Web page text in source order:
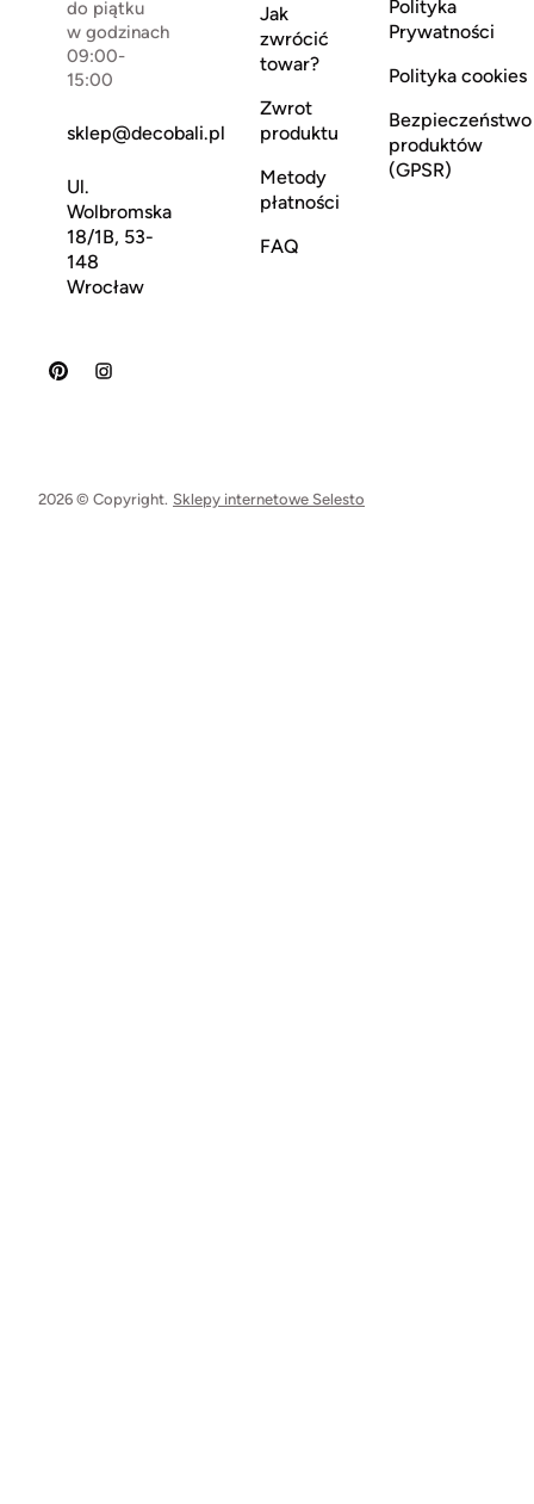
do piątku
w godzinach
09:00-
15:00
sklep@decobali.pl
Ul.
Wolbromska
18/1B, 53-
148
Wrocław
Jak
zwrócić
towar?
Zwrot
produktu
Metody
płatności
FAQ
Polityka
Prywatności
Polityka cookies
Bezpieczeństwo
produktów
(GPSR)
2026 © Copyright. Sklepy internetowe Selesto